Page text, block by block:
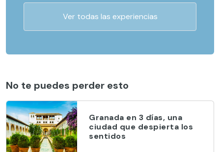
Ver todas las experiencias
No te puedes perder esto
Granada en 3 días, una
ciudad que despierta los
sentidos